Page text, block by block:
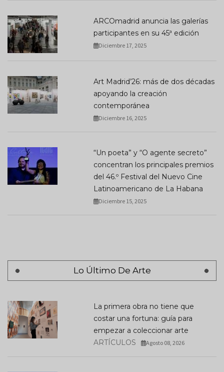
ARCOmadrid anuncia las galerías
participantes en su 45ª edición
Diciembre 17, 2025
Art Madrid’26: más de dos décadas
apoyando la creación
contemporánea
Diciembre 16, 2025
“Un poeta” y “O agente secreto”
concentran los principales premios
del 46.º Festival del Nuevo Cine
Latinoamericano de La Habana
Diciembre 15, 2025
Lo Último De Arte
La primera obra no tiene que
costar una fortuna: guía para
empezar a coleccionar arte
ARTÍCULOS
Agosto 08, 2026